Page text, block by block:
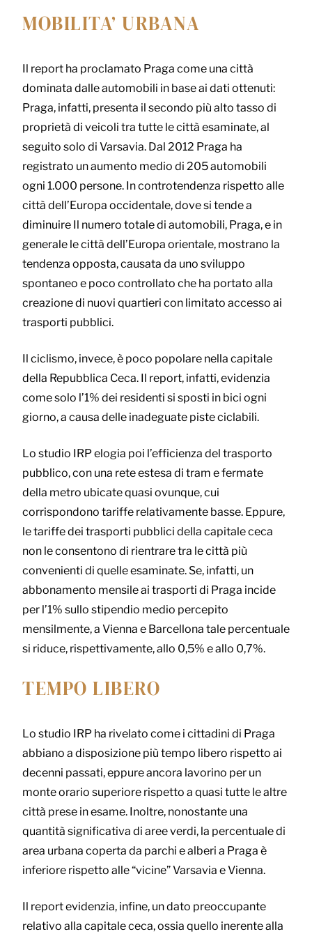
MOBILITA’ URBANA
Il report ha proclamato Praga come una città
dominata dalle automobili in base ai dati ottenuti:
Praga, infatti, presenta il secondo più alto tasso di
proprietà di veicoli tra tutte le città esaminate, al
seguito solo di Varsavia. Dal 2012 Praga ha
registrato un aumento medio di 205 automobili
ogni 1.000 persone. In controtendenza rispetto alle
città dell’Europa occidentale, dove si tende a
diminuire Il numero totale di automobili, Praga, e in
generale le città dell’Europa orientale, mostrano la
tendenza opposta, causata da uno sviluppo
spontaneo e poco controllato che ha portato alla
creazione di nuovi quartieri con limitato accesso ai
trasporti pubblici.
Il ciclismo, invece, è poco popolare nella capitale
della Repubblica Ceca. Il report, infatti, evidenzia
come solo l’1% dei residenti si sposti in bici ogni
giorno, a causa delle inadeguate piste ciclabili.
Lo studio IRP elogia poi l’efficienza del trasporto
pubblico, con una rete estesa di tram e fermate
della metro ubicate quasi ovunque, cui
corrispondono tariffe relativamente basse. Eppure,
le tariffe dei trasporti pubblici della capitale ceca
non le consentono di rientrare tra le città più
convenienti di quelle esaminate. Se, infatti, un
abbonamento mensile ai trasporti di Praga incide
per l’1% sullo stipendio medio percepito
mensilmente, a Vienna e Barcellona tale percentuale
si riduce, rispettivamente, allo 0,5% e allo 0,7%.
TEMPO LIBERO
Lo studio IRP ha rivelato come i cittadini di Praga
abbiano a disposizione più tempo libero rispetto ai
decenni passati, eppure ancora lavorino per un
monte orario superiore rispetto a quasi tutte le altre
città prese in esame. Inoltre, nonostante una
quantità significativa di aree verdi, la percentuale di
area urbana coperta da parchi e alberi a Praga è
inferiore rispetto alle “vicine” Varsavia e Vienna.
Il report evidenzia, infine, un dato preoccupante
relativo alla capitale ceca, ossia quello inerente alla